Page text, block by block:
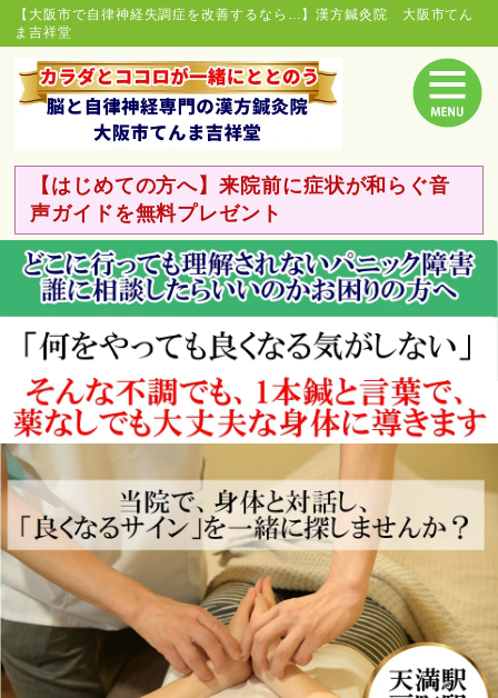
【大阪市で自律神経失調症を改善するなら…】漢方鍼灸院 大阪市てん
ま吉祥堂
【はじめての方へ】来院前に症状が和らぐ音
声ガイドを無料プレゼント